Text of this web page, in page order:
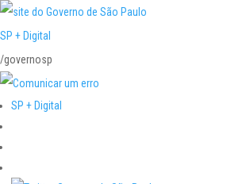
SP + Digital
/governosp
SP + Digital